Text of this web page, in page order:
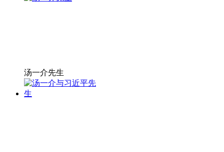
汤一介先生